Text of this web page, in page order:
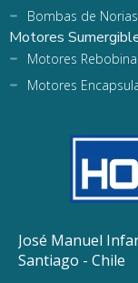
Bombas de Norias
Motores
Motores
Motores
José Manuel
Santiago - Chile